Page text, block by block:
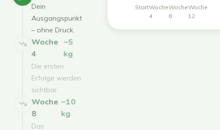
Dein
Ausgangspunkt
– ohne Druck.
Woche
4
−5
kg
Die ersten
Erfolge werden
sichtbar.
Woche
8
−10
kg
Das
StartWoche
4
Woche
8
Woche
12